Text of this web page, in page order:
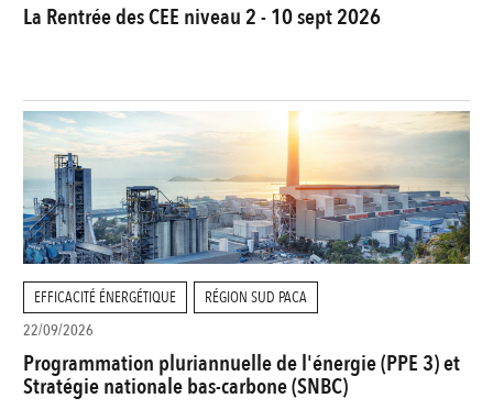
La Rentrée des CEE niveau 2 - 10 sept 2026
EFFICACITÉ ÉNERGÉTIQUE
RÉGION SUD PACA
22/09/2026
Programmation pluriannuelle de l'énergie (PPE 3) et
Stratégie nationale bas-carbone (SNBC)